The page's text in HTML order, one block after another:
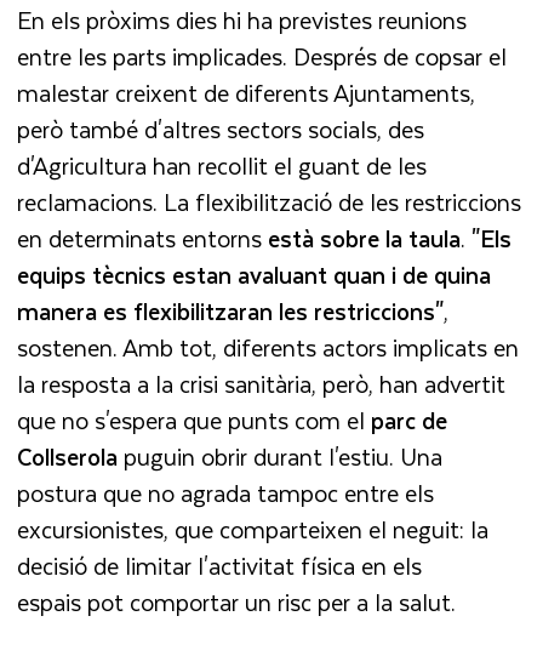
En els pròxims dies hi ha previstes reunions
entre les parts implicades. Després de copsar el
malestar creixent de diferents Ajuntaments,
però també d'altres sectors socials, des
d'Agricultura han recollit el guant de les
reclamacions. La flexibilització de les restriccions
en determinats entornsestà sobre la taula. "Els
equips tècnics estan avaluant quan i de quina
manera es flexibilitzaran les restriccions",
sostenen. Amb tot, diferents actors implicats en
la resposta a la crisi sanitària, però, han advertit
que no s'espera que punts com el parc de
Collserolapuguin obrir durant l'estiu. Una
postura que no agrada tampoc entre els
excursionistes, que comparteixen el neguit: la
decisió de limitar l'activitat física en els
espais pot comportar un risc per a la salut.